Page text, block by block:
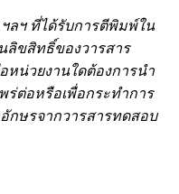
ฯ ที่ได้รับการตีพิมพ์ใน
ลิขสิทธิ์ของวารสาร
หน่วยงานใดต้องการนำ
ร่ต่อหรือเพื่อกระทำการ
กษรจากวารสารทดสอบ